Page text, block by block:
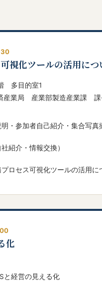
視化ツールの活用につ
多目的室1
産業局 産業部製造産業課 課
・参加者自己紹介・集合写真
紹介・情報交換）
ロセス可視化ツールの活用に
化
経営の見える化